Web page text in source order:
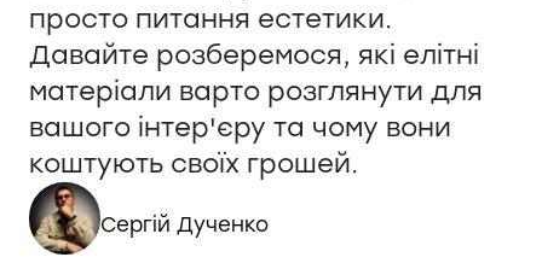
просто питання естетики.
Давайте розберемося, які елітні
матеріали варто розглянути для
вашого інтер'єру та чому вони
коштують своїх грошей.
Сергій Дученко